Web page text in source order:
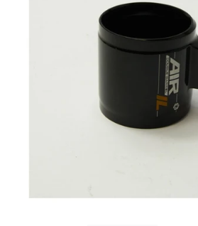
Öffnen
Sie
die
Medien
in